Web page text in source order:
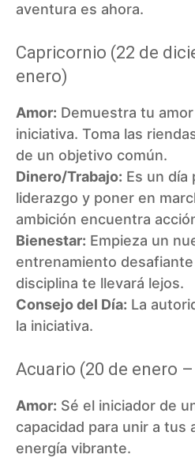
aventura es ahora.
Capricornio (22 de
enero)
Amor: Demuestra tu
iniciativa. Toma las
de un objetivo común.
Dinero/Trabajo: Es un día
liderazgo y poner en
ambición encuentra
Bienestar: Empieza un
entrenamiento
disciplina te llevará lejos.
Consejo del Día: La
la iniciativa.
Acuario (20 de enero
Amor: Sé el iniciador de
capacidad para unir a tus
energía vibrante.